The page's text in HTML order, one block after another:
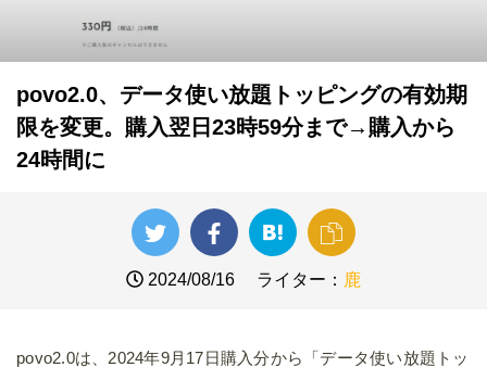
povo2.0、データ使い放題トッピングの有効期
限を変更。購入翌日23時59分まで→購入から
24時間に
2024/08/16 ライター： 鹿
povo2.0は、2024年9月17日購入分から「データ使い放題トッ